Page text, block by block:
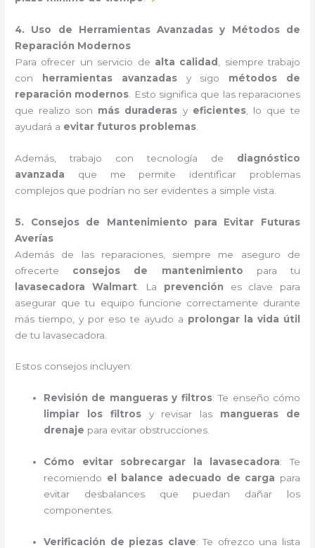
4. Uso de Herramientas Avanzadas y Métodos de
Reparación Modernos
Para ofrecer un servicio de alta calidad
, siempre trabajo
con
herramientas avanzadasy sigo métodos de
reparación modernos . Esto significa que las reparaciones
que realizo son más duraderas y eficientes, lo que te
ayudará a evitar futuros problemas
Además, trabajo con tecnología de diagnóstico
avanzada que me permite identificar problemas
complejos que podrían no ser evidentes a simple vista.
5. Consejos de Mantenimiento para Evitar Futuras
Averías
Además de las reparaciones, siempre me aseguro de
ofrecerte consejos de mantenimiento para tu
lavasecadora Walmart . La prevención es clave para
asegurar que tu equipo funcione correctamente durante
más tiempo, y por eso te ayudo a prolongar la vida útil
de tu lavasecadora.
Estos consejos incluyen:
Revisión de mangueras y filtros: Te enseño cómo
limpiar los filtrosy revisar las mangueras de
drenaje para evitar obstrucciones.
Cómo evitar sobrecargar la lavasecadora: Te
recomiendo el balance adecuado de carga para
evitar desbalances que puedan dañar los
componentes.
Verificación de piezas clave: Te ofrezco una lista